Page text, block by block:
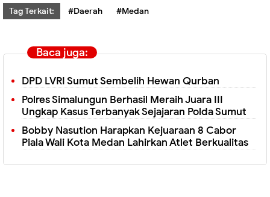
Tag Terkait: #Daerah #Medan
Baca juga:
DPD LVRI Sumut Sembelih Hewan Qurban
Polres Simalungun Berhasil Meraih Juara III
Ungkap Kasus Terbanyak Sejajaran Polda Sumut
Bobby Nasution Harapkan Kejuaraan 8 Cabor
Piala Wali Kota Medan Lahirkan Atlet Berkualitas